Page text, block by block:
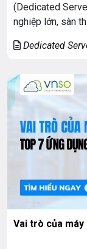
(Dedicated
nghiệp lớn, sàn
hàng online hay
Dedicated
Vai trò của máy